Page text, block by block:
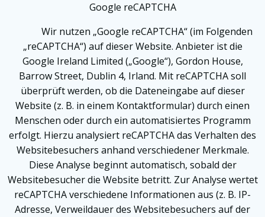
Google reCAPTCHA
Wir nutzen „Google reCAPTCHA“ (im Folgenden
„reCAPTCHA“) auf dieser Website. Anbieter ist die
Google Ireland Limited („Google“), Gordon House,
Barrow Street, Dublin 4, Irland. Mit reCAPTCHA soll
überprüft werden, ob die Dateneingabe auf dieser
Website (z. B. in einem Kontaktformular) durch einen
Menschen oder durch ein automatisiertes Programm
erfolgt. Hierzu analysiert reCAPTCHA das Verhalten des
Websitebesuchers anhand verschiedener Merkmale.
Diese Analyse beginnt automatisch, sobald der
Websitebesucher die Website betritt. Zur Analyse wertet
reCAPTCHA verschiedene Informationen aus (z. B. IP-
Adresse, Verweildauer des Websitebesuchers auf der